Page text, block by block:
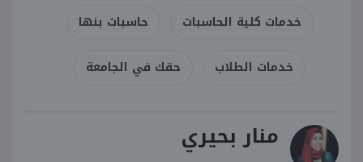
خدمات كلية الحاسبات حاسبات بنها
خدمات الطلاب حقك في الجامعة
منار بحيري